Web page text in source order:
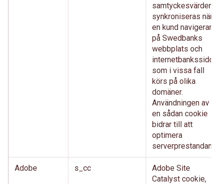
samtyckesvärden
synkroniseras när
en kund navigerar
på Swedbanks
webbplats och
internetbankssidor,
som i vissa fall
körs på olika
domäner.
Användningen av
en sådan cookie
bidrar till att
optimera
serverprestandan.
Adobe s_cc
Adobe Site
Catalyst cookie,